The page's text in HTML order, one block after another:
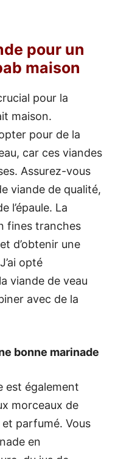
pour un
maison
pour la
maison.
pour de la
car ces viandes
Assurez-vous
viande de qualité,
l’épaule. La
fines tranches
d’obtenir une
opté
viande de veau
avec de la
bonne marinade
est également
morceaux de
parfumé. Vous
en